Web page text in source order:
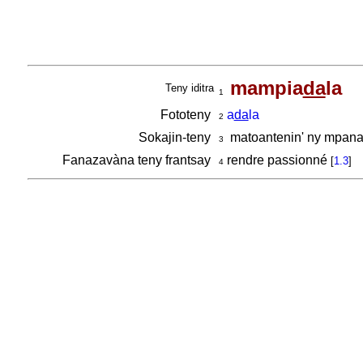
Teny iditra 1 mampiadala
Fototeny 2 ada la
Sokajin-teny
3
matoantenin' ny
Fanazavàna teny frantsay
4rendre passionné [1.3]